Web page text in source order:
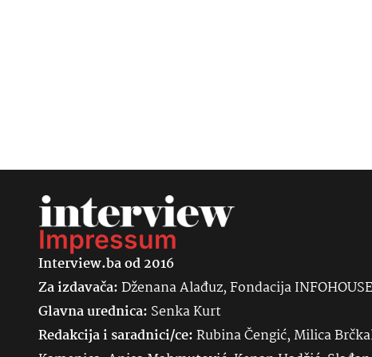
Impressum
Interview.ba od 2016
Za izdavača:Dženana Alađuz, Fondacija INFOHOUSE
Glavna urednica: SenkaKurt
Redakcija i saradnici/ce:Rubina Čengić, Milica